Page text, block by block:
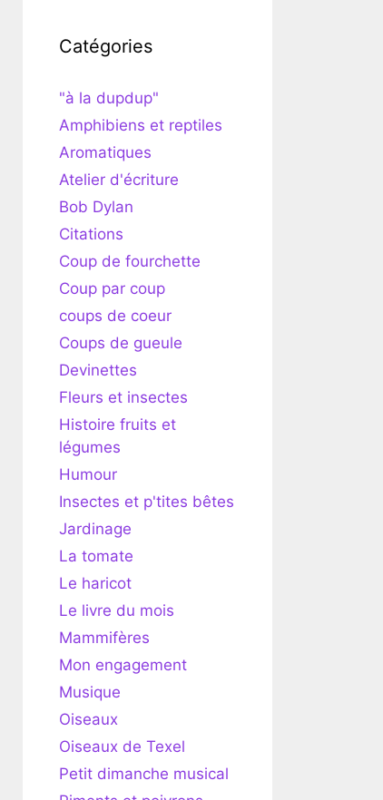
Catégories
"à la dupdup"
Amphibiens et reptiles
Aromatiques
Atelier d'écriture
Bob Dylan
Citations
Coup de fourchette
Coup par coup
coups de coeur
Coups de gueule
Devinettes
Fleurs et insectes
Histoire fruits et
légumes
Humour
Insectes et p'tites bêtes
Jardinage
La tomate
Le haricot
Le livre du mois
Mammifères
Mon engagement
Musique
Oiseaux
Oiseaux de Texel
Petit dimanche musical